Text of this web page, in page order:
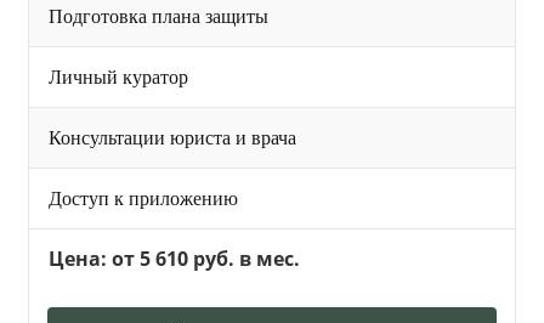
Подготовка плана защиты
Личный куратор
Консультации юриста и врача
Доступ к приложению
Цена: от 5 610 руб. в мес.